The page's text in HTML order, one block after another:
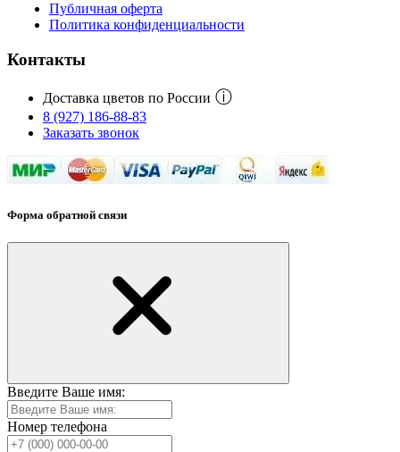
Публичная оферта
Политика конфиденциальности
Контакты
Доставка цветов по России ⓘ
8 (927) 186-88-83
Заказать звонок
Форма обратной связи
Введите Ваше имя:
Номер телефона